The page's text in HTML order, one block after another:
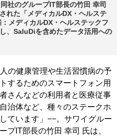
社のグループIT部長の竹田 幸司
れた「メディカルDX・ヘルステ
メディカルDX・ヘルステックフ
、SaluDiを含めたデータ活用への
の健康管理や生活習慣病の予
するためのスマートフォン用
さんなどの利用者と医療従事
治体など、種々のステークホ
ています」−−。サワイグルー
プIT部長の竹田 幸司 氏は、